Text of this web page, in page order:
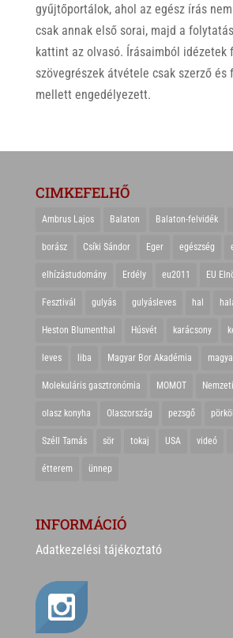
gyűjtőportálok, ahol az egész írás
csak annak első sorai, majd a
kattint az olvasó. Írásaimból idézetek
szövegrészek átvétele csak szerző és
mellett engedélyezett.
CIMKEFELHŐ
Ambrus Lajos Balaton Balaton-felvidék
borász Csíki Sándor Eger egészség
elhízástudomány Erdély eu2011 EU
Fesztivál gulyás gulyásleves hal
Heston Blumenthal Húsvét karácsony
leves liba Magyar Bor Akadémia
Molekuláris gasztronómia MOMOT
olasz konyha Olaszország pezsgő
Széll Tamás sör tokaj USA videó
étterem ünnep
INFORMÁCIÓ
Adatkezelési tájékoztató